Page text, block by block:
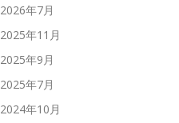
2026年7月
2025年11月
2025年9月
2025年7月
2024年10月